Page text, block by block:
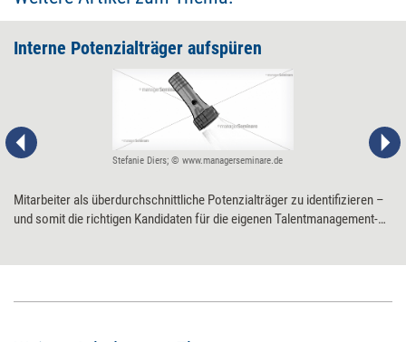
Interne Potenzialträger aufspüren
Stefanie Diers; © www.managerseminare.de
Mitarbeiter als überdurchschnittliche Potenzialträger zu identifizieren –
und somit die richtigen Kandidaten für die eigenen Talentmanagement-